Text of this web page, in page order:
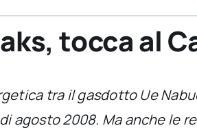
tocca al
tra il gasdotto Ue
agosto 2008. Ma anche le